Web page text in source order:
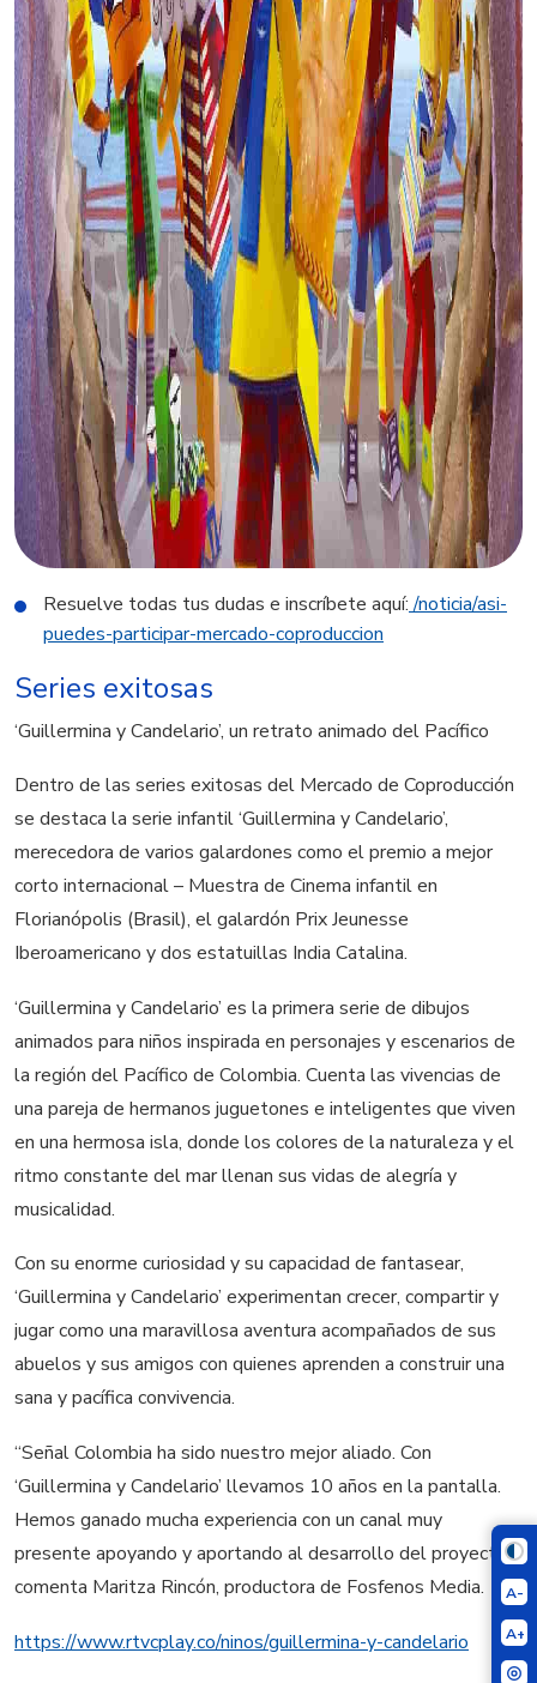
A-
A+
Resuelve todas tus dudas e inscríbete aquí:/noticia/asi-
puedes-participar-mercado-coproduccion
Series exitosas
‘Guillermina y Candelario’, un retrato animado del Pacífico
Dentro de las series exitosas del Mercado de Coproducción
se destaca la serie infantil ‘Guillermina y Candelario’,
merecedora de varios galardones como el premio a mejor
corto internacional – Muestra de Cinema infantil en
Florianópolis (Brasil), el galardón Prix Jeunesse
Iberoamericano y dos estatuillas India Catalina.
‘Guillermina y Candelario’ es la primera serie de dibujos
animados para niños inspirada en personajes y escenarios de
la región del Pacífico de Colombia. Cuenta las vivencias de
una pareja de hermanos juguetones e inteligentes que viven
en una hermosa isla, donde los colores de la naturaleza y el
ritmo constante del mar llenan sus vidas de alegría y
musicalidad.
Con su enorme curiosidad y su capacidad de fantasear,
‘Guillermina y Candelario’ experimentan crecer, compartir y
jugar como una maravillosa aventura acompañados de sus
abuelos y sus amigos con quienes aprenden a construir una
sana y pacífica convivencia.
“Señal Colombia ha sido nuestro mejor aliado. Con
‘Guillermina y Candelario’ llevamos 10 años en la pantalla.
Hemos ganado mucha experiencia con un canal muy
presente apoyando y aportando al desarrollo del proyecto”,
comenta Maritza Rincón, productora de Fosfenos Media.
https://www.rtvcplay.co/ninos/guillermina-y-candelario